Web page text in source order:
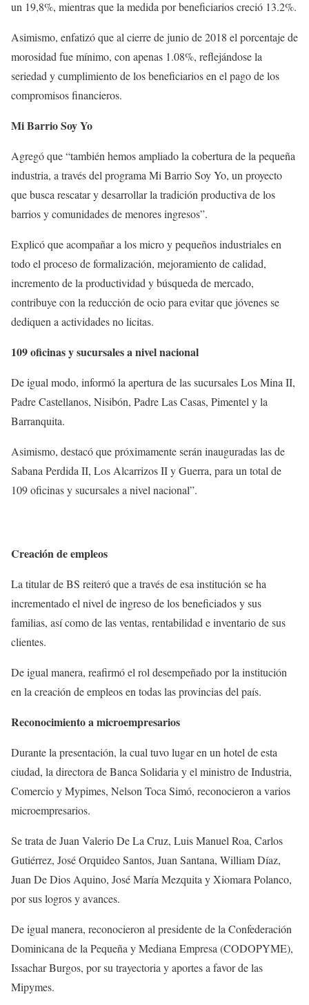
un 19,8%, mientras que la medida por beneficiarios creció 13.2%.
Asimismo, enfatizó que al cierre de junio de 2018 el porcentaje de
morosidad fue mínimo, con apenas 1.08%, reflejándose la
seriedad y cumplimiento de los beneficiarios en el pago de los
compromisos financieros.
Mi Barrio Soy Yo
Agregó que “también hemos ampliado la cobertura de la pequeña
industria, a través del programa Mi Barrio Soy Yo, un proyecto
que busca rescatar y desarrollar la tradición productiva de los
barrios y comunidades de menores ingresos”.
Explicó que acompañar a los micro y pequeños industriales en
todo el proceso de formalización, mejoramiento de calidad,
incremento de la productividad y búsqueda de mercado,
contribuye con la reducción de ocio para evitar que jóvenes se
dediquen a actividades no licitas.
109 oficinas y sucursales a nivel nacional
De igual modo, informó la apertura de las sucursales Los Mina II,
Padre Castellanos, Nisibón, Padre Las Casas, Pimentel y la
Barranquita.
Asimismo, destacó que próximamente serán inauguradas las de
Sabana Perdida II, Los Alcarrizos II y Guerra, para un total de
109 oficinas y sucursales a nivel nacional”.
Creación de empleos
La titular de BS reiteró que a través de esa institución se ha
incrementado el nivel de ingreso de los beneficiados y sus
familias, así como de las ventas, rentabilidad e inventario de sus
clientes.
De igual manera, reafirmó el rol desempeñado por la institución
en la creación de empleos en todas las provincias del país.
Reconocimiento a microempresarios
Durante la presentación, la cual tuvo lugar en un hotel de esta
ciudad, la directora de Banca Solidaria y el ministro de Industria,
Comercio y Mypimes, Nelson Toca Simó, reconocieron a varios
microempresarios.
Se trata de Juan Valerio De La Cruz, Luis Manuel Roa, Carlos
Gutiérrez, José Orquideo Santos, Juan Santana, William Díaz,
Juan De Dios Aquino, José María Mezquita y Xiomara Polanco,
por sus logros y avances.
De igual manera, reconocieron al presidente de la Confederación
Dominicana de la Pequeña y Mediana Empresa (CODOPYME),
Issachar Burgos, por su trayectoria y aportes a favor de las
Mipymes.